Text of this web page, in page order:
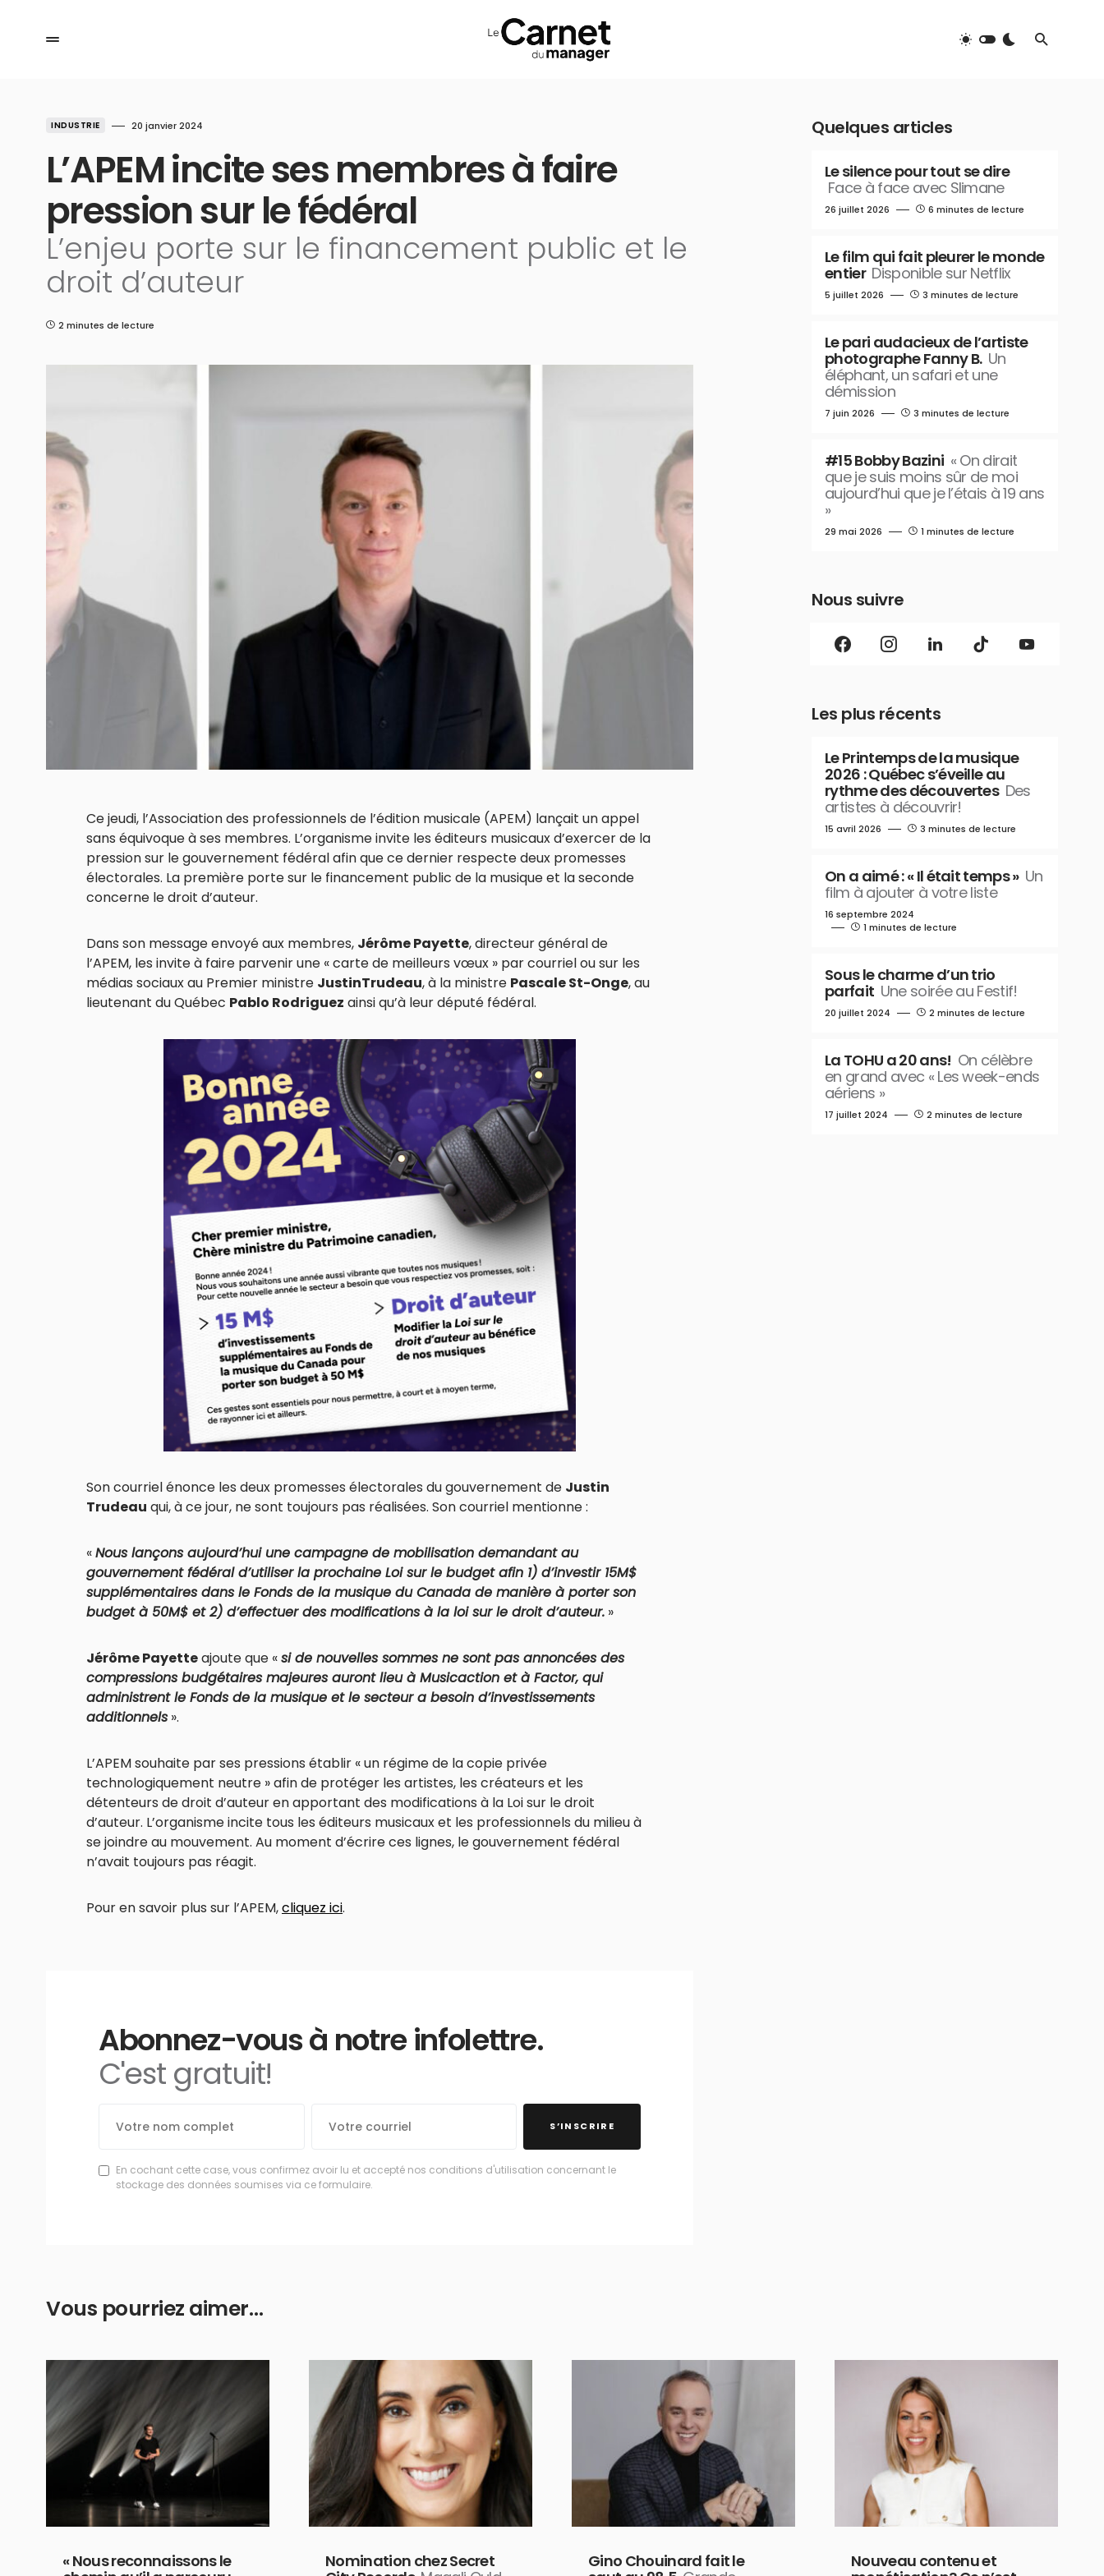
INDUSTRIE 20 janvier 2024
L’APEM incite ses membres à faire
pression sur le fédéral
L’enjeu porte sur le financement public et le
droit d’auteur
2 minutes de lecture
Ce jeudi, l’Association des professionnels de l’édition musicale (APEM) lançait un appel
sans équivoque à ses membres. L’organisme invite les éditeurs musicaux d’exercer de la
pression sur le gouvernement fédéral afin que ce dernier respecte deux promesses
électorales. La première porte sur le financement public de la musique et la seconde
concerne le droit d’auteur.
Dans son message envoyé aux membres, Jérôme Payette, directeur général de
l’APEM, les invite à faire parvenir une « carte de meilleurs vœux » par courriel ou sur les
médias sociaux au Premier ministre JustinTrudeau, à la ministre Pascale St-Onge, au
lieutenant du Québec Pablo Rodriguez ainsi qu’à leur député fédéral.
Son courriel énonce les deux promesses électorales du gouvernement de Justin
Trudeau qui, à ce jour, ne sont toujours pas réalisées. Son courriel mentionne :
«Nous lançons aujourd’hui une campagne de mobilisation demandant au
gouvernement fédéral d’utiliser la prochaine Loi sur le budget afin 1) d’investir 15M$
supplémentaires dans le Fonds de la musique du Canada de manière à porter son
budget à 50M$ et 2) d’effectuer des modifications à la loi sur le droit d’auteur. »
Jérôme Payetteajoute que «si de nouvelles sommes ne sont pas annoncées des
compressions budgétaires majeures auront lieu à Musicaction et à Factor, qui
administrent le Fonds de la musique et le secteur a besoin d’investissements
additionnels».
L’APEM souhaite par ses pressions établir « un régime de la copie privée
technologiquement neutre » afin de protéger les artistes, les créateurs et les
détenteurs de droit d’auteur en apportant des modifications à la Loi sur le droit
d’auteur. L’organisme incite tous les éditeurs musicaux et les professionnels du milieu à
se joindre au mouvement. Au moment d’écrire ces lignes, le gouvernement fédéral
n’avait toujours pas réagit.
Pour en savoir plus sur l’APEM,cliquez ici.
Abonnez-vous à notre infolettre.
C'est gratuit!
S’INSCRIRE
En cochant cette case, vous confirmez avoir lu et accepté nos conditions d'utilisation concernant le
stockage des données soumises via ce formulaire.
Quelques articles
Le silence pour tout se dire
Face à face avec Slimane
26 juillet 2026 6 minutes de lecture
Le film qui fait pleurer le monde
entier Disponible sur Netflix
5 juillet 2026 3 minutes de lecture
Le pari audacieux de l’artiste
photographe Fanny B. Un
éléphant, un safari et une
démission
7 juin 2026 3 minutes de lecture
#15 Bobby Bazini « On dirait
que je suis moins sûr de moi
aujourd’hui que je l’étais à 19 ans
»
29 mai 2026 1 minutes de lecture
Nous suivre
Les plus récents
Le Printemps de la musique
2026 : Québec s’éveille au
rythme des découvertes Des
artistes à découvrir!
15 avril 2026 3 minutes de lecture
On a aimé : « Il était temps » Un
film à ajouter à votre liste
16 septembre 2024
1 minutes de lecture
Sous le charme d’un trio
parfait Une soirée au Festif!
20 juillet 2024 2 minutes de lecture
La TOHU a 20 ans! On célèbre
en grand avec « Les week-ends
aériens »
17 juillet 2024 2 minutes de lecture
Vous pourriez aimer…
« Nous reconnaissons le
Nomination chez Secret
Gino Chouinard fait le
Nouveau contenu et